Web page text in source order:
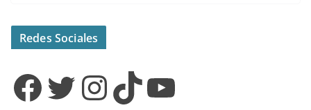
Redes Sociales
Facebook Twitter InstagramTikTok YouTube